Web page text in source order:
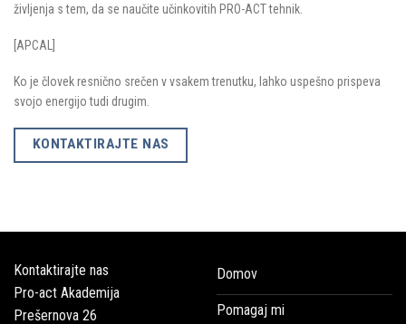
življenja s tem, da se naučite učinkovitih PRO-ACT tehnik.
[APCAL]
Ko je človek resnično srečen v vsakem trenutku, lahko uspešno prispeva
svojo energijo tudi drugim.
KONTAKTIRAJTE NAS
Kontaktirajte nas
Pro-act Akademija
Prešernova 26
Domov
Pomagaj mi